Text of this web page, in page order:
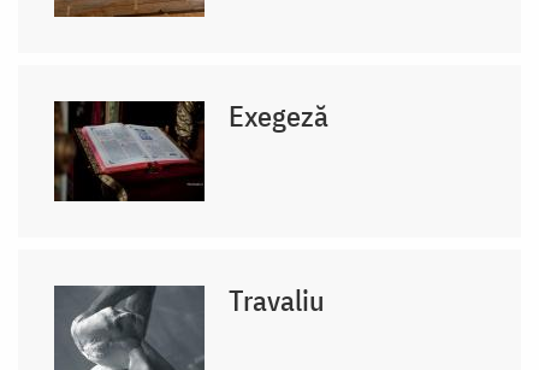
Exegeză
Travaliu